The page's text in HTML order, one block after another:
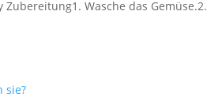
Wasche das Gemüse.2.